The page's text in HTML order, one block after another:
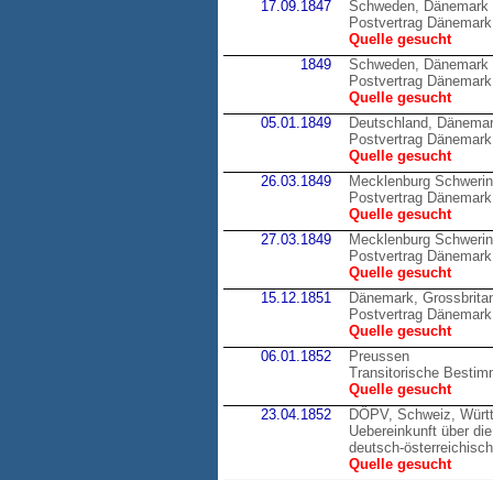
17.09.1847
Schweden, Dänemark
Postvertrag
Quelle gesucht
1849
Schweden, Dänemark
Postvertrag
Quelle gesucht
05.01.1849
Deutschland,
Postvertrag
Quelle gesucht
26.03.1849
Mecklenburg
Postvertrag
Quelle gesucht
27.03.1849
Mecklenburg
Postvertrag
Quelle gesucht
15.12.1851
Dänemark,
Postvertrag
Quelle gesucht
06.01.1852
Preussen
Transitorische
Quelle gesucht
23.04.1852
DÖPV, Schweiz,
Uebereinkunft über
deutsch-
Quelle gesucht